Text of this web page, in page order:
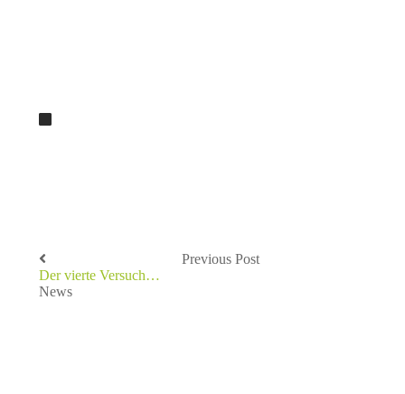
Previous Post
Der vierte Versuch…
News